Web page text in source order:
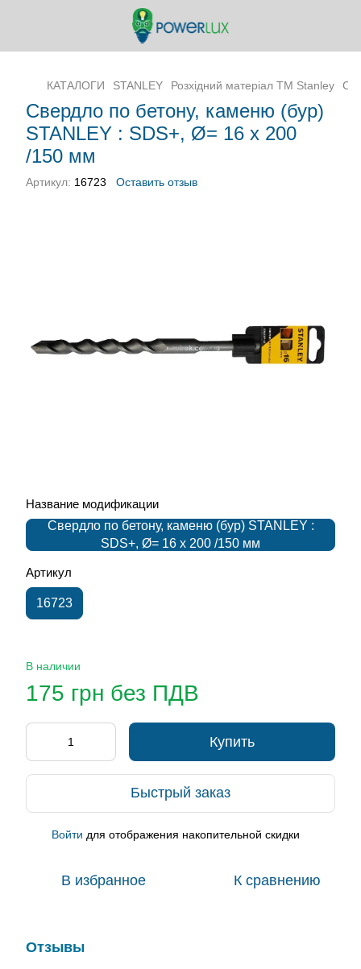
КАТАЛОГИ STANLEY Розхідний матеріал ТМ Stanley
Свердло по бетону, каменю (бур)
STANLEY : SDS+, Ø= 16 x 200
/150 мм
Артикул: 16723 Оставить отзыв
Название модификации
Свердло по бетону, каменю (бур) STANLEY :
SDS+, Ø= 16 x 200 /150 мм
Артикул
16723
В наличии
175 грн без ПДВ
Купить
Быстрый заказ
Войти для отображения накопительной скидки
В избранное К сравнению
Отзывы